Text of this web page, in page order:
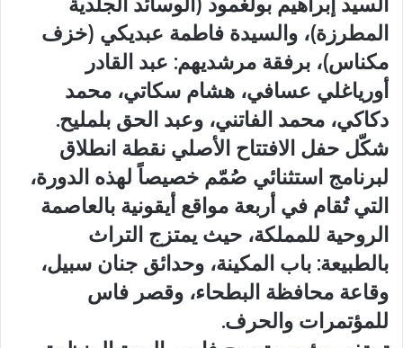
المطرزة)، والسيدة فاطمة عبديكي (خزف
مكناس)، برفقة مرشديهم: عبد القادر
أورياغلي عسافي، هشام سكاتي، محمد
دكاكي، محمد الفاتني، وعبد الحق بلمليح.
شكّل حفل الافتتاح الأصلي نقطة انطلاق
لبرنامج استثنائي صُمّم خصيصاً لهذه الدورة،
التي تُقام في أربعة مواقع أيقونية بالعاصمة
الروحية للمملكة، حيث يمتزج التراث
بالطبيعة: باب المكينة، وحدائق جنان سبيل،
وقاعة محافظة البطحاء، وقصر فاس
للمؤتمرات والحرف.